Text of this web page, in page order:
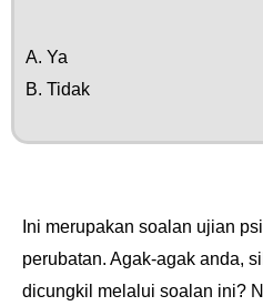
A. Ya
B. Tidak
Ini merupakan soalan ujian
perubatan. Agak-agak anda,
dicungkil melalui soalan ini?